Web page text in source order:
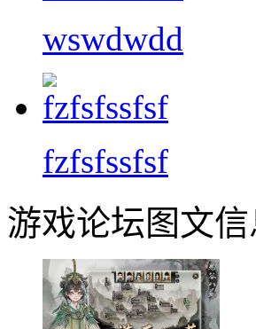
wswdwdd
fzfsfssfsf
游戏论坛图文信